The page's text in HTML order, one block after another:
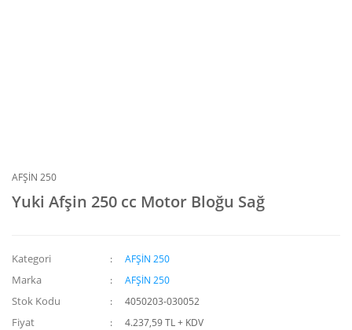
AFŞİN 250
Yuki Afşin 250 cc Motor Bloğu Sağ
Kategori AFŞİN 250
Marka AFŞİN 250
Stok Kodu 4050203-030052
Fiyat
4.237,59 TL + KDV